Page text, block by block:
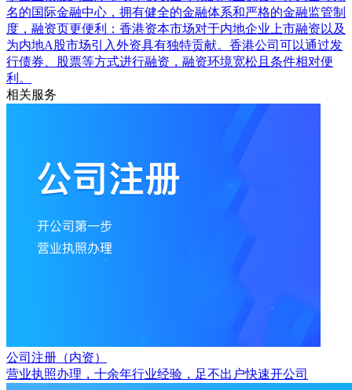
名的国际金融中心，拥有健全的金融体系和严格的金融监管制
度，融资页更便利：香港资本市场对于内地企业上市融资以及
为内地A股市场引入外资具有独特贡献。香港公司可以通过发
行债券、股票等方式进行融资，融资环境宽松且条件相对便
利。
相关服务
公司注册（内资）
营业执照办理，十余年行业经验，足不出户快速开公司